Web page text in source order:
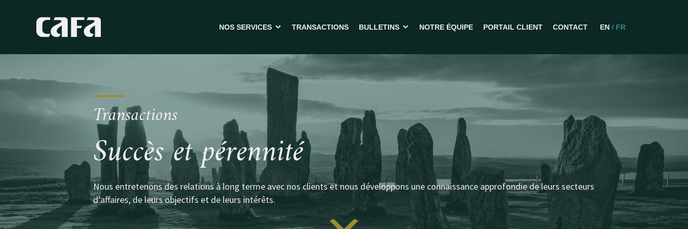
NOS SERVICES
ACHETER UNE ENTREPRISE
RACHAT PAR DIRECTION (MBO)
TRANSACTIONS TRANSFRONTALIÈRES
FINANCEMENT
SERVICES-CONSEILS
TRANSACTIONS
BULLETINS
FOIRE AUX QUESTIONS
NOTRE ÉQUIPE PORTAIL CLIENT CONTACT EN / FR
Transactions
Succès et pérennité
Nous entretenons des relations à long terme avec nos clients et nous développons une connaissance approfondie de leurs secteurs
d’affaires, de leurs objectifs et de leurs intérêts.